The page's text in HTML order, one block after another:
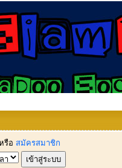
รือ สมัครสมาชิก